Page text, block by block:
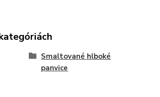
Smaltované hlboké
panvice